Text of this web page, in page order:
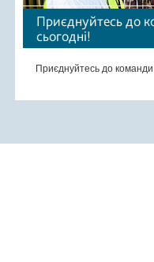
Приєднуйтесь до
сьогодні!
Приєднуйтесь до